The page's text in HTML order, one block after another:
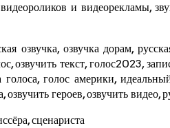
и видеорекламы,
озвучка, озвучка дорам,
озвучить текст, голос2023,
голос америки,
озвучить героев, озвучить
сценариста